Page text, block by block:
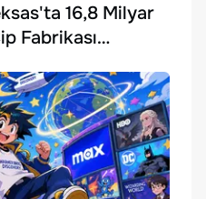
16,8 Milyar
Fabrikası